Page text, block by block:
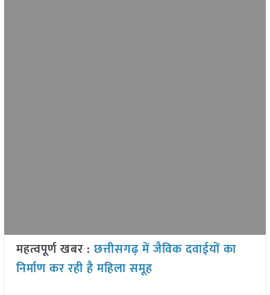
महत्वपूर्ण खबर :छत्तीसगढ़ में जैविक दवाईयों का
निर्माण कर रही है महिला समूह